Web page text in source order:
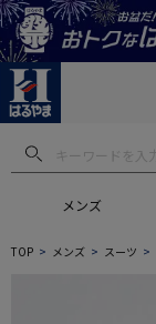
メンズ
TOP メンズ スーツ